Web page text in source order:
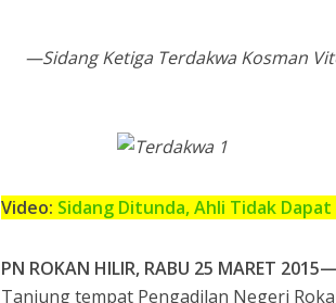
—Sidang Ketiga Terdakwa Kosman
Video: Sidang Ditunda, Ahli Tidak
PN ROKAN HILIR, RABU 25 MARET 2015—
Tanjung tempat Pengadilan Negeri